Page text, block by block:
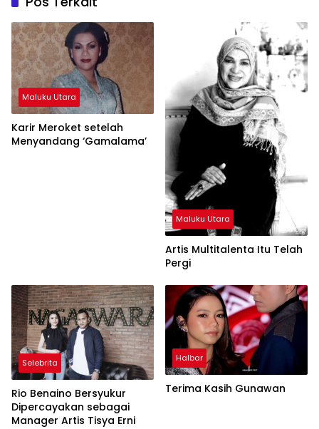
Maluku Utara
Karir Meroket setelah
Menyandang ‘Gamalama’
Maluku Utara
Artis Multitalenta Itu Telah
Pergi
Selebrita
Rio Benaino Bersyukur
Dipercayakan sebagai
Manager Artis Tisya Erni
Halbar
Terima Kasih Gunawan